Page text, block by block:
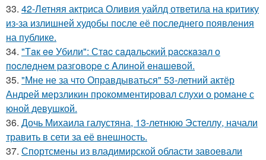
33. 42-Летняя актриса Оливия уайлд ответила на критику
из-за излишней худобы после её последнего появления
на публике.
34. "Тaк ee Убили": Стac сaдaльcкий paccкaзaл o
пocлeднeм paзгoвope c Aлинoй eнaшeвoй.
35. "Мне не за что Оправдываться" 53-летний актёр
Андрей мерзликин прокомментировал слухи о романе с
юной девушкой.
36. Дочь Михаила галустяна, 13-летнюю Эстеллу, начали
травить в сети за её внешность.
37. Спортсмены из владимирской области завоевали